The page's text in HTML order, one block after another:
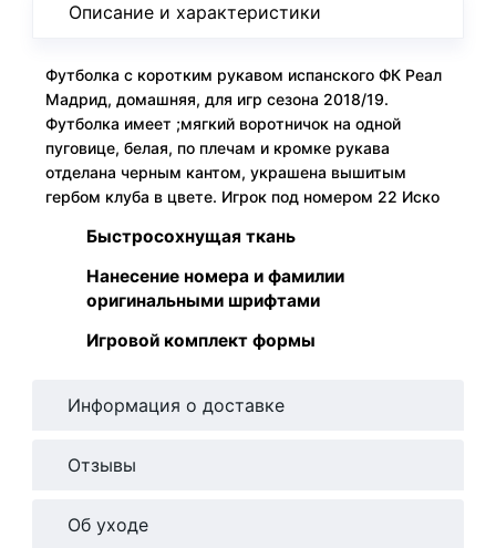
Описание и характеристики
Футболка с коротким рукавом испанского ФК Реал
Мадрид, домашняя, для игр сезона 2018/19.
Футболка имеет ;мягкий воротничок на одной
пуговице, белая, по плечам и кромке рукава
отделана черным кантом, украшена вышитым
гербом клуба в цвете. Игрок под номером 22 Иско
Быстросохнущая ткань
Нанесение номера и фамилии
оригинальными шрифтами
Игровой комплект формы
Информация о доставке
Отзывы
Об уходе